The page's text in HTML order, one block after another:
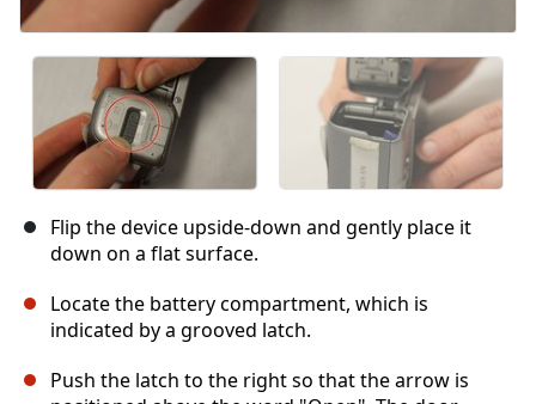
Flip the device upside-down and gently place it
down on a flat surface.
Locate the battery compartment, which is
indicated by a grooved latch.
Push the latch to the right so that the arrow is